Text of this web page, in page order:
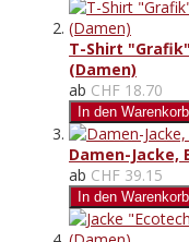
T-Shirt
(Damen)
ab CHF 18.70
In den Warenkorb
Damen-Jacke,
ab CHF 39.15
In den Warenkorb